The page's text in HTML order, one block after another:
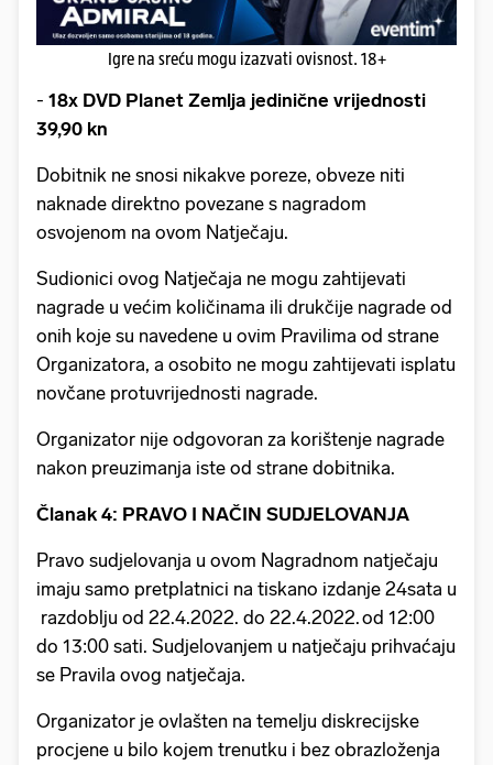
Igre na sreću mogu izazvati ovisnost. 18+
- 18x DVD Planet Zemlja jedinične vrijednosti
39,90 kn
Dobitnik ne snosi nikakve poreze, obveze niti
naknade direktno povezane s nagradom
osvojenom na ovom Natječaju.
Sudionici ovog Natječaja ne mogu zahtijevati
nagrade u većim količinama ili drukčije nagrade od
onih koje su navedene u ovim Pravilima od strane
Organizatora, a osobito ne mogu zahtijevati isplatu
novčane protuvrijednosti nagrade.
Organizator nije odgovoran za korištenje nagrade
nakon preuzimanja iste od strane dobitnika.
Članak 4: PRAVO I NAČIN SUDJELOVANJA
Pravo sudjelovanja u ovom Nagradnom natječaju
imaju samo pretplatnici na tiskano izdanje 24sata u
razdoblju od 22.4.2022. do 22.4.2022. od 12:00
do 13:00 sati. Sudjelovanjem u natječaju prihvaćaju
se Pravila ovog natječaja.
Organizator je ovlašten na temelju diskrecijske
procjene u bilo kojem trenutku i bez obrazloženja